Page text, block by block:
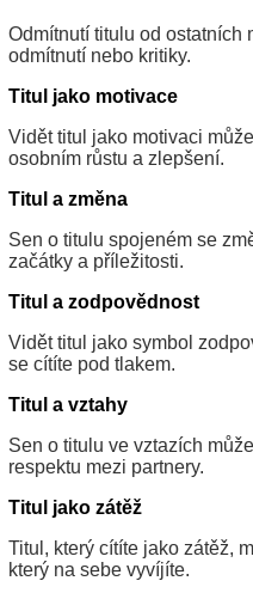
Odmítnutí titulu od ostatních
odmítnutí nebo kritiky.
Titul jako motivace
Vidět titul jako motivaci
osobním růstu a zlepšení.
Titul a změna
Sen o titulu spojeném se
začátky a příležitosti.
Titul a zodpovědnost
Vidět titul jako symbol
se cítíte pod tlakem.
Titul a vztahy
Sen o titulu ve vztazích
respektu mezi partnery.
Titul jako zátěž
Titul, který cítíte jako zátěž,
který na sebe vyvíjíte.